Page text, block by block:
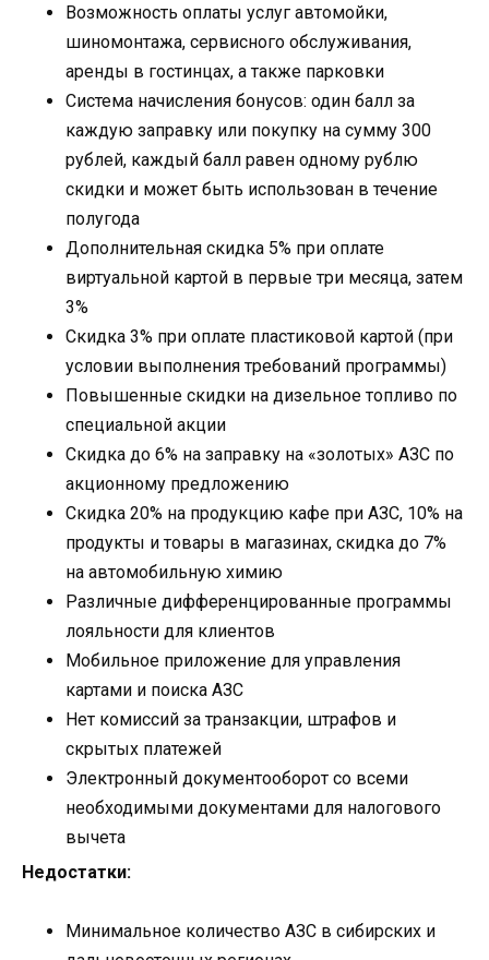
Возможность оплаты услуг автомойки,
шиномонтажа, сервисного обслуживания,
аренды в гостинцах, а также парковки
Система начисления бонусов: один балл за
каждую заправку или покупку на сумму 300
рублей, каждый балл равен одному рублю
скидки и может быть использован в течение
полугода
Дополнительная скидка 5% при оплате
виртуальной картой в первые три месяца, затем
3%
Скидка 3% при оплате пластиковой картой (при
условии выполнения требований программы)
Повышенные скидки на дизельное топливо по
специальной акции
Скидка до 6% на заправку на «золотых» АЗС по
акционному предложению
Скидка 20% на продукцию кафе при АЗС, 10% на
продукты и товары в магазинах, скидка до 7%
на автомобильную химию
Различные дифференцированные программы
лояльности для клиентов
Мобильное приложение для управления
картами и поиска АЗС
Нет комиссий за транзакции, штрафов и
скрытых платежей
Электронный документооборот со всеми
необходимыми документами для налогового
вычета
Недостатки:
Минимальное количество АЗС в сибирских и